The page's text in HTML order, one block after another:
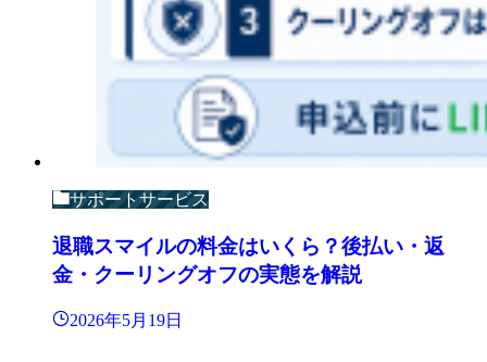
サポートサービス
退職スマイルの料金はいくら？後払い・返
金・クーリングオフの実態を解説
2026年5月19日